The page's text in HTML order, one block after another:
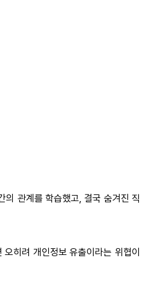
의 관계를 학습했고, 결국 숨겨진 직
히려 개인정보 유출이라는 위협이